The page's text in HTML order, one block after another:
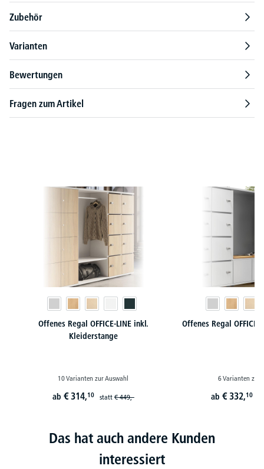
Zubehör
Varianten
Bewertungen
Fragen zum Artikel
Offenes Regal OFFICE-LINE inkl.
Kleiderstange
10 Varianten zur Auswahl
ab € 314,10 statt€ 449,-
Offenes Regal OFFICE-
6 Varianten zur
ab € 332,10
Das hat auch andere Kunden
interessiert